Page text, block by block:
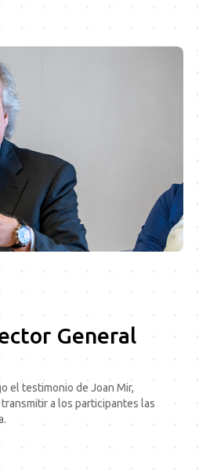
General
el testimonio de Joan Mir,
a los participantes las